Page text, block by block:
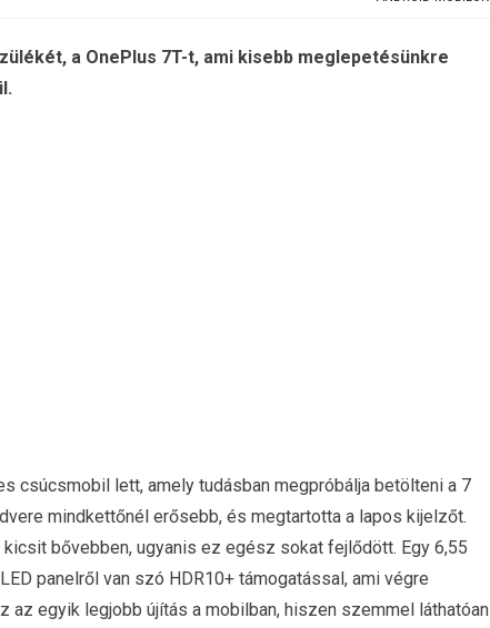
a OnePlus 7T-t, ami kisebb meglepetésünkre
csúcsmobil lett, amely tudásban megpróbálja betölteni a 7
mindkettőnél erősebb, és megtartotta a lapos kijelzőt.
bővebben, ugyanis ez egész sokat fejlődött. Egy 6,55
panelről van szó HDR10+ támogatással, ami végre
egyik legjobb újítás a mobilban, hiszen szemmel láthatóan